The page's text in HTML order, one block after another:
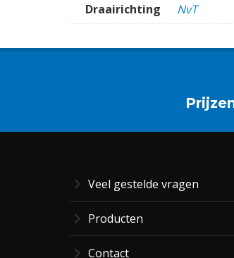
Draairichting
NvT
Veel gestelde vragen
Producten
Contact